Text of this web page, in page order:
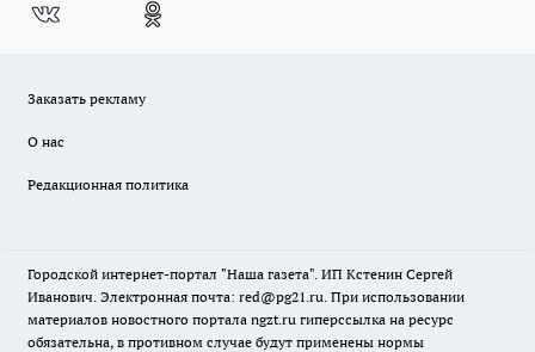
Заказать рекламу
О нас
Редакционная политика
Городской интернет-портал "Наша газета". ИП Кстенин Сергей
Иванович. Электронная почта: red@pg21.ru. При использовании
материалов новостного портала ngzt.ru гиперссылка на ресурс
обязательна, в противном случае будут применены нормы